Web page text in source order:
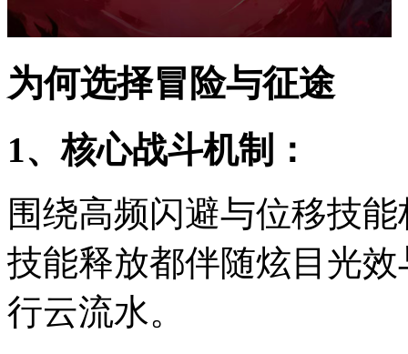
为何选择冒险与征途
1、核心战斗机制：
围绕高频闪避与位移技
技能释放都伴随炫目光
行云流水。